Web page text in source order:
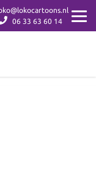
06 33 63 60 14